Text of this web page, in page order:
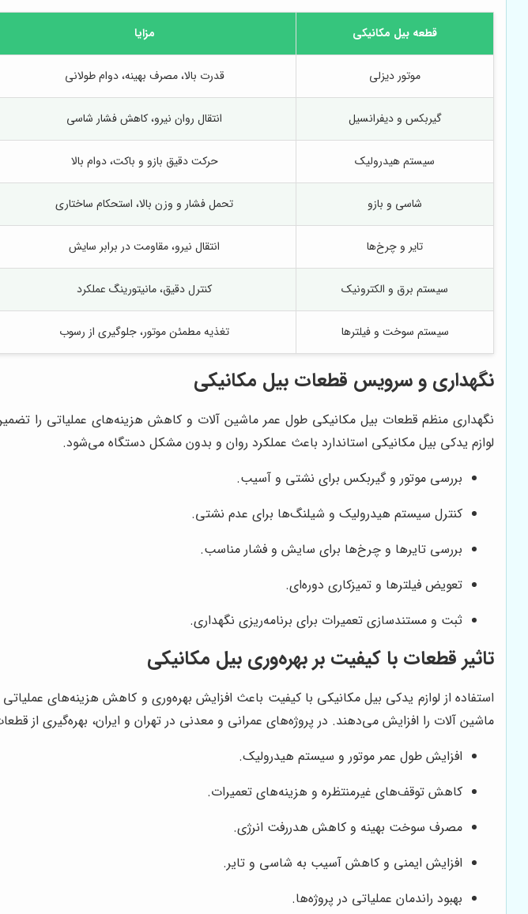
قطعه بیل مکانیکی مزایا
موتور دیزلی قدرت بالا، مصرف بهینه، دوام طولانی
گیربکس و دیفرانسیل انتقال روان نیرو، کاهش فشار شاسی
سیستم هیدرولیک حرکت دقیق بازو و باکت، دوام بالا
شاسی و بازو تحمل فشار و وزن بالا، استحکام ساختاری
تایر و چرخ‌ها انتقال نیرو، مقاومت در برابر سایش
سیستم برق و الکترونیک کنترل دقیق، مانیتورینگ عملکرد
سیستم سوخت و فیلترها تغذیه مطمئن موتور، جلوگیری از رسوب
نگهداری و سرویس قطعات بیل مکانیکی
نگهداری منظم قطعات بیل مکانیکی طول عمر ماشین آلات و کاهش هزینه‌های عملیاتی را
لوازم یدکی بیل مکانیکی استاندارد باعث عملکرد روان و بدون مشکل دستگاه می‌شود.
بررسی موتور و گیربکس برای نشتی و آسیب.
کنترل سیستم هیدرولیک و شیلنگ‌ها برای عدم نشتی.
بررسی تایرها و چرخ‌ها برای سایش و فشار مناسب.
تعویض فیلترها و تمیزکاری دوره‌ای.
ثبت و مستندسازی تعمیرات برای برنامه‌ریزی نگهداری.
تاثیر قطعات با کیفیت بر بهره‌وری بیل مکانیکی
استفاده از لوازم یدکی بیل مکانیکی با کیفیت باعث افزایش بهره‌وری و کاهش هزینه‌های
ماشین آلات را افزایش می‌دهند. در پروژه‌های عمرانی و معدنی در تهران و ایران، بهره‌گیری
افزایش طول عمر موتور و سیستم هیدرولیک.
کاهش توقف‌های غیرمنتظره و هزینه‌های تعمیرات.
مصرف سوخت بهینه و کاهش هدررفت انرژی.
افزایش ایمنی و کاهش آسیب به شاسی و تایر.
بهبود راندمان عملیاتی در پروژه‌ها.